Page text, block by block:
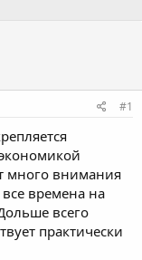
#1
много внимания
времена на
всего
практически